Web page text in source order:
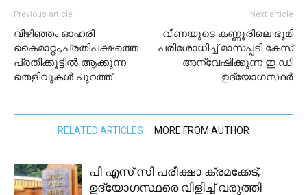
Previous article
വിഴിഞ്ഞം ഓഹരി
കൈമാറ്റം,പ്രതിപക്ഷത്തെ
പ്രതിക്കൂട്ടിൽ ആക്കുന്ന
തെളിവുകൾ പുറത്ത്
Next article
വീണയുടെ കണ്ണൂരിലെ ഭൂമി
പരിശോധിച്ച് മാസപ്പടി കേസ്
അന്വേഷിക്കുന്ന ഇ ഡി
ഉദ്യോഗസ്ഥര്‍
RELATED ARTICLES MORE FROM AUTHOR
പി എസ് സി പരീക്ഷാ ക്രമക്കേട്,
ഉദ്യോഗസ്ഥരെ വിളിച്ച് വരുത്തി